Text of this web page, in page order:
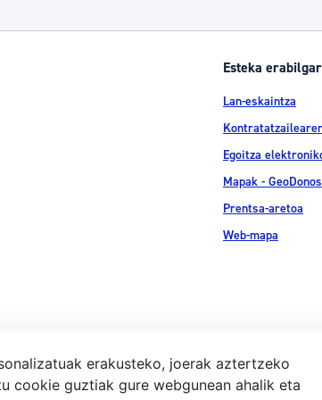
Esteka
Lan-eskaintza
Egoitza
Mapak -
Prentsa-aretoa
Web-mapa
Lege-
erakusteko, joerak aztertzeko
cookie guztiak gure webgunean ahalik eta